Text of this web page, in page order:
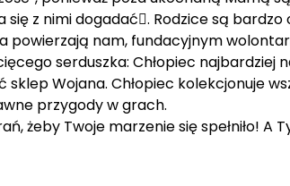
z nimi dogadać. Rodzice są
powierzają nam, fundacyjnym
serduszka: Chłopiec
sklep Wojana. Chłopiec kolekcjonuje
przygody w grach.
żeby Twoje marzenie się spełniło!